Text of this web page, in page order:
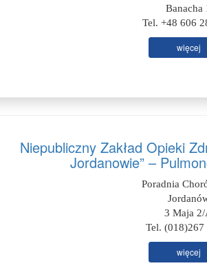
Banacha
Tel. +48 606
więcej
Niepubliczny Zakład Opieki
Jordanowie” –
Poradnia
3 Maja 2/
Tel. (018)267
więcej